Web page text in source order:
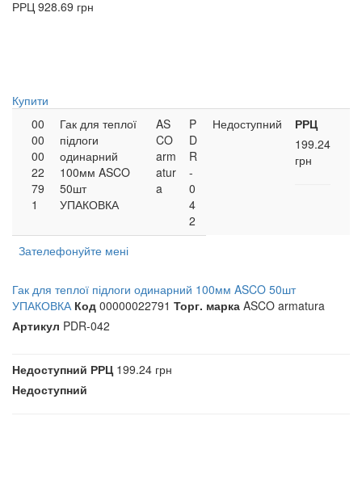
РРЦ 928.69 грн
Купити
00
00
00
22
79
1
Гак для теплої
підлоги
одинарний
100мм ASCO
50шт
УПАКОВКА
AS
CO
arm
atur
a
P
D
R
-
0
4
2
Недоступний
РРЦ
199.24
грн
Зателефонуйте мені
Гак для теплої підлоги одинарний 100мм ASCO 50шт
УПАКОВКА Код 00000022791 Торг. марка ASCO armatura
Артикул PDR-042
Недоступний РРЦ199.24 грн
Недоступний